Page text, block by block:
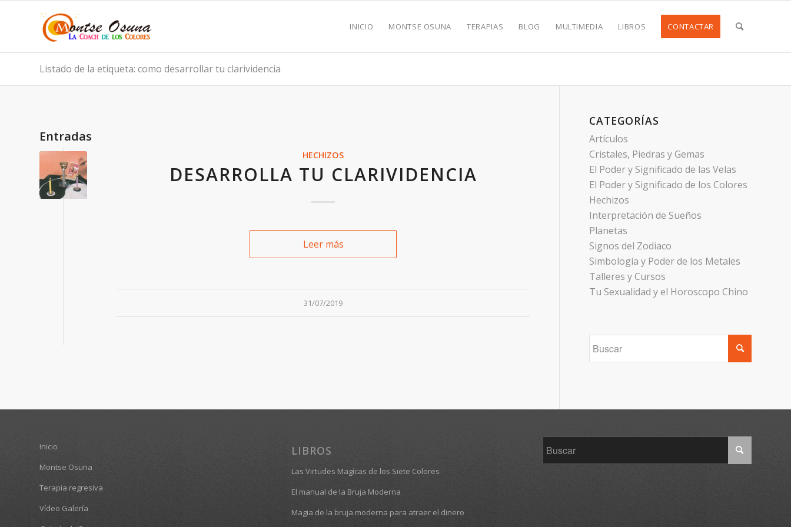
INICIO MONTSE OSUNA TERAPIAS BLOG MULTIMEDIA LIBROS CONTACTAR
Listado de la etiqueta: como desarrollar tu clarividencia
Entradas
HECHIZOS
DESARROLLA TU CLARIVIDENCIA
Leer más
31/07/2019
CATEGORÍAS
Artículos
Cristales, Piedras y Gemas
El Poder y Significado de las Velas
El Poder y Significado de los Colores
Hechizos
Interpretación de Sueños
Planetas
Signos del Zodiaco
Simbología y Poder de los Metales
Talleres y Cursos
Tu Sexualidad y el Horoscopo Chino
Inicio
Montse Osuna
Terapia regresiva
Vídeo Galería
LIBROS
Las Virtudes Magícas de los Siete Colores
El manual de la Bruja Moderna
Magia de la bruja moderna para atraer el dinero